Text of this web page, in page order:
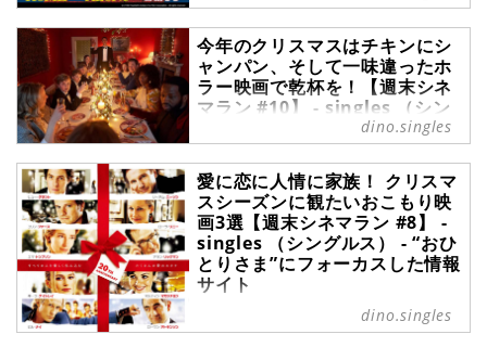
れ以外の時期にもおすすめな幸せな
気持ちになれる映画を3つご紹介し
ます。
カスした情報サイト
週末のまとまった時間を使って一気
見（＝マラソン）したい、シリーズ
ものや関連する映像作品をご紹介す
る連載【週末シネマラン】。アマプ
ラ（Prime Video）やNetflixなどの
配信サービスを使って観ることがで
きる映画・ドラマ・アニメの中か
ら、singles編集部メンバーが各々
おすすめをピックアップ！ 今回は、
不思議で不気味な世界観の作品が大
好きな筆者utoが、クリスマスに観
たいコメディ映画を3つご紹介しま
今年のクリスマスはチキンにシ
ャンパン、そして一味違ったホ
ラー映画で乾杯を！【週末シネ
マラン #10】 - singles （シン
グルス） - “おひとりさま”にフ
ォーカスした情報サイト
週末のまとまった時間を使って一気
見（＝マラソン）したい、シリーズ
ものや関連する映像作品をご紹介す
る連載【週末シネマラン】。アマプ
ラ（Prime Video）やNetflixなどの
配信サービスを使って観ることがで
きる映画・ドラマ・アニメの中か
ら、singles編集部メンバーが各々
dino.singles
愛に恋に人情に家族！ クリスマ
スシーズンに観たいおこもり映
画3選【週末シネマラン #8】 -
singles （シングルス） - “おひ
とりさま”にフォーカスした情報
サイト
週末のまとまった時間を使って一気
見（＝マラソン）したい、シリーズ
dino.singles